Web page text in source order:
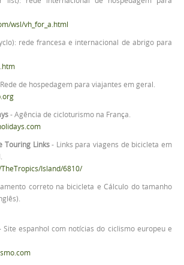
wsl/vh_for_a.html
rede francesa e internacional de abrigo para
de hospedagem para viajantes em geral.
- Agência de cicloturismo na França.
Touring Links- Links para viagens de bicicleta em
Island/6810/
correto na bicicleta e Cálculo do tamanho
Site espanhol com notícias do ciclismo europeu e